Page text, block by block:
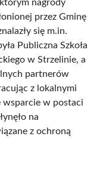
nagrody
przez Gminę
się m.in.
Publiczna Szkoła
w Strzelinie, a
partnerów
z lokalnymi
wsparcie w postaci
na
z ochroną